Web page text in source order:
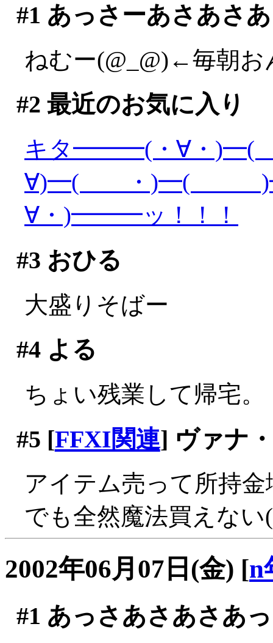
#1 あっさーあさあさ
ねむー(@_@)←毎朝お
#2 最近のお気に入り
キタ━━━(・∀・)━(
∀)━( ・)━(
∀・)━━━ッ！！！
#3 おひる
大盛りそばー
#4よる
ちょい残業して帰宅。
#5 [FFXI関連] ヴァナ
アイテム売って所持
でも全然魔法買えな
2002年06月07日(金) [n
#1 あっさあさあさあ